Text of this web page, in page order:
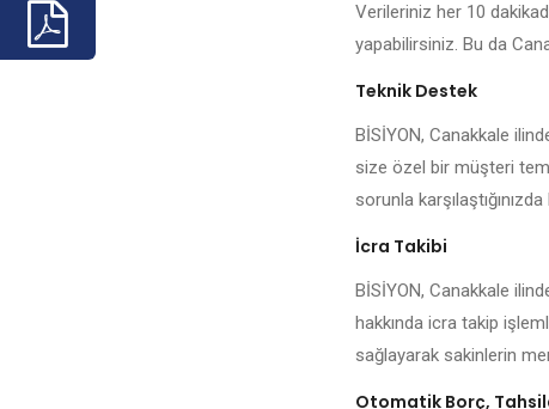
Verileriniz her 10
yapabilirsiniz. Bu da
Teknik Destek
BİSİYON, Canakkale
size özel bir müşteri
sorunla
İcra Takibi
BİSİYON, Canakkale
hakkında icra takip
sağlayarak sakinlerin
Otomatik Borç,